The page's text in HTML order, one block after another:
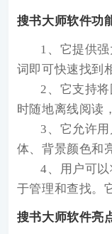
搜书大师软件功
1、它提供
词即可快速找到
2、它支持
时随地离线阅读
3、它允许
体、背景颜色和
4、用户可
于管理和查找。
搜书大师软件亮